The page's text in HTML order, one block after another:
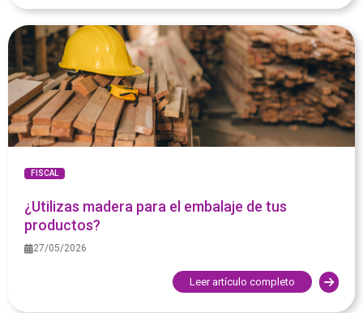
FISCAL
¿Utilizas madera para el embalaje de tus
productos?
27/05/2026
Leer artículo completo